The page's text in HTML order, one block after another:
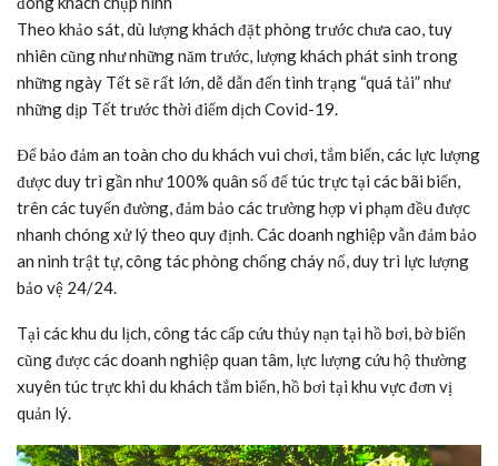
Theo khảo sát, dù lượng khách đặt phòng trước chưa cao, tuy
nhiên cũng như những năm trước, lượng khách phát sinh trong
những ngày Tết sẽ rất lớn, dễ dẫn đến tình trạng “quá tải” như
những dịp Tết trước thời điểm dịch Covid-19.
Để bảo đảm an toàn cho du khách vui chơi, tắm biển, các lực lượng
được duy trì gần như 100% quân số để túc trực tại các bãi biển,
trên các tuyến đường, đảm bảo các trường hợp vi phạm đều được
nhanh chóng xử lý theo quy định. Các doanh nghiệp vẫn đảm bảo
an ninh trật tự, công tác phòng chống cháy nổ, duy trì lực lượng
bảo vệ 24/24.
Tại các khu du lịch, công tác cấp cứu thủy nạn tại hồ bơi, bờ biển
cũng được các doanh nghiệp quan tâm, lực lượng cứu hộ thường
xuyên túc trực khi du khách tắm biển, hồ bơi tại khu vực đơn vị
quản lý.